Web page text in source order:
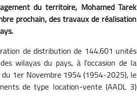
du territoire, Mohamed Tarek
prochain, des travaux de réalisation
de distribution de 144.601 unités
wilayas du pays, à l'occasion de la
1er Novembre 1954 (1954-2025), le
de type location-vente (AADL 3)